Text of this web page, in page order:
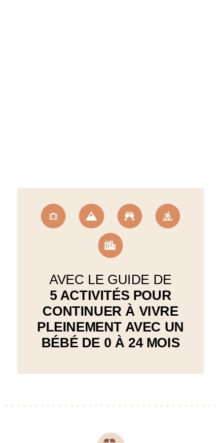
AVEC LE GUIDE DE
5 ACTIVITÉS POUR
CONTINUER À VIVRE
PLEINEMENT AVEC UN
BÉBÉ DE 0 À 24 MOIS